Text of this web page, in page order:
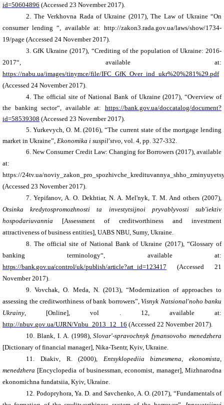
id=50604896 (Accessed 23 November2017).
2.
The Verkhovna Rada of Ukraine (2017), The Law of Ukraine “On
consumer lending “, available at: http://zakon3.rada.gov.ua/laws/show/1734-
19/page (Accessed 24 November2017).
3. GfK Ukraine (2017), “Crediting of the population of Ukraine: 2016-
2017“, available at:
https://nabu.ua/images/tinymce/file/IFC_GfK_Over_ind_ukr%20%281%29.pdf
(Accessed 24 November2017).
4. The official site ofNational Bank of Ukraine (2017),“Overview of
the banking sector“, availableat:https://bank.gov.ua/doccatalog/document?
id=58539308 (Accessed 23 November2017).
5. Yurkevych O. M. (2016), “The current state of the mortgage lending
market in Ukraine”, Ekonomika i suspil'stvo, vol . 4, pp. 327-332.
6. New Consumer Credit Law: Changing for Borrowers (2017),available
at:
https://24tv.ua/
(Accessed 23 November2017).
7.
Yepifanov, A. O. Dekhtiar, N. A. Mel'nyk, T. M. And others (2007),
Otsinka kredytospromozhnosti ta investytsijnoi pryvablyvosti sub'iektiv
hospodariuvannia [Assessment of creditworthiness and investment
attractiveness of business entities], UABS NBU, Sumy, Ukraine.
8.
The officialsite ofNational Bank of Ukraine (2017), “Glossary of
banking terminology“ availableat:
https://bank.gov.ua/control/uk/publish/article?art_id=123417
(Accessed 21
November2017).
9.
Vovchak, O. Meda N. (2013), “Modernization of approaches to
assessing the creditworthiness of bank borrowers” Visnyk Natsional'noho banku
Ukrainy
[Online],vol . 12, available at:
http://nbuv gov ua/UJRN/Vnbu _2013_12_16 (Accessed 22 November201 7).
10.
Blank I. A. (1998),Slovar'-spravochnyk fynansovoho menedzhera
[Dictionary of financial manager], Nika-Tsentr, Kyiv, Ukraine.
11.
Diakiv, R. (2000), Entsyklopediia biznesmena, ekonomista,
menedzhera [Encyclopedia of businessman, economist, manager], Mizhnarodna
ekonomichna fundatsiia, Kyiv, Ukraine.
12. Podopryhora, Ya. D. and Savchenko, A. O. (2017), “Fundamentals of